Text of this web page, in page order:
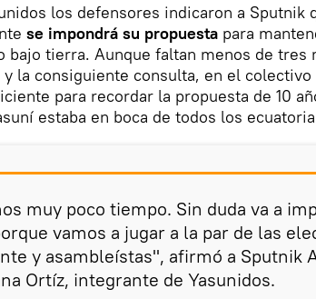
los defensores indicaron a Sputnik
se impondrá su propuesta para
bajo tierra. Aunque faltan menos de tres
la consiguiente consulta, en el colectivo
para recordar la propuesta de 10
estaba en boca de todos los
muy poco tiempo. Sin duda va a
vamos a jugar a la par de las
y asambleístas", afirmó a Sputnik
Ortíz, integrante de Yasunidos.